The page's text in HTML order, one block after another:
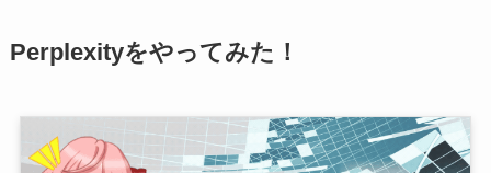
Perplexityをやってみた！